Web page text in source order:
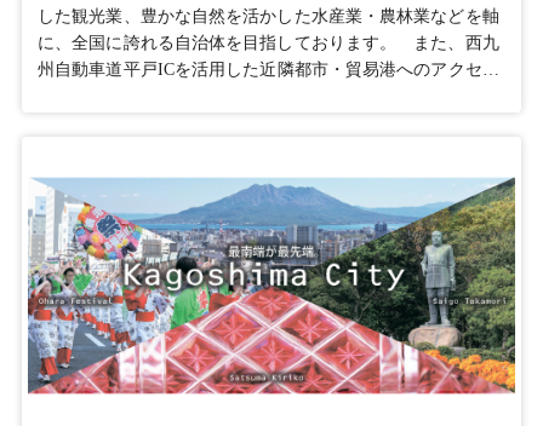
した観光業、豊かな自然を活かした水産業・農林業などを軸
に、全国に誇れる自治体を目指しております。 また、西九
州自動車道平戸ICを活用した近隣都市・貿易港へのアクセス